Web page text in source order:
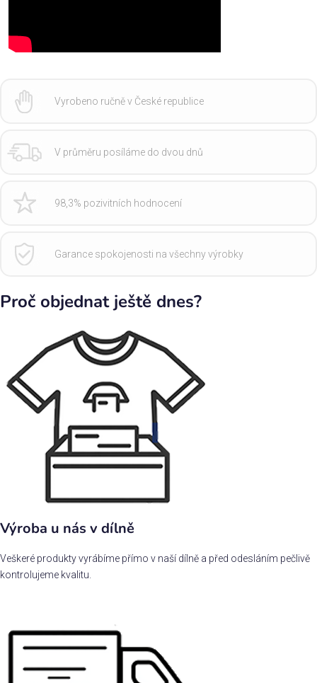
Vyrobeno ručně v České republice
V průměru posíláme do dvou dnů
98,3% pozivitních hodnocení
Garance spokojenosti na všechny výrobky
Proč objednat ještě dnes?
Výroba u nás v dílně
Veškeré produkty vyrábíme přímo v naší dílně a před odesláním pečlivě
kontrolujeme kvalitu.